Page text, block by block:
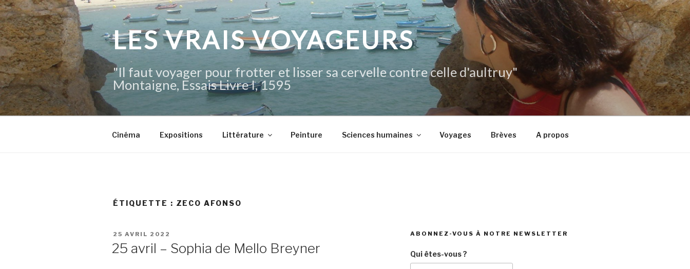
Aller
au
contenu
principal
LES VRAIS VOYAGEURS
"Il faut voyager pour frotter et lisser sa cervelle contre celle d'aultruy"
Montaigne, Essais Livre I, 1595
Cinéma Expositions Littérature Peinture Sciences humaines Voyages Brèves A propos
ÉTIQUETTE : ZECO AFONSO
PUBLIÉ
25 AVRIL 2022
25 avril – Sophia de Mello Breyner
ABONNEZ-VOUS À NOTRE NEWSLETTER
Qui êtes-vous ?